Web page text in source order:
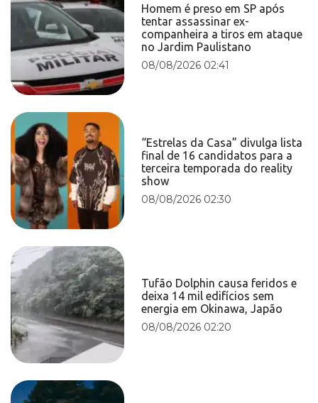
Homem é preso em SP após
tentar assassinar ex-
companheira a tiros em ataque
no Jardim Paulistano
08/08/2026 02:41
“Estrelas da Casa” divulga lista
final de 16 candidatos para a
terceira temporada do reality
show
08/08/2026 02:30
Tufão Dolphin causa feridos e
deixa 14 mil edifícios sem
energia em Okinawa, Japão
08/08/2026 02:20